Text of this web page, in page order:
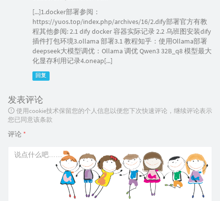
[...]1.docker部署参阅：
https://yuos.top/index.php/archives/16/2.dify部署官方有教
程其他参阅: 2.1 dify docker 容器实际记录 2.2 乌班图安装dify
插件打包环境3.ollama 部署3.1 教程知乎：使用Ollama部署
deepseek大模型调优：Ollama 调优 Qwen3 32B_q8 模型最大
化显存利用记录4.oneap[...]
回复
发表评论
使用cookie技术保留您的个人信息以便您下次快速评论，继续评论表示
您已同意该条款
评论 *